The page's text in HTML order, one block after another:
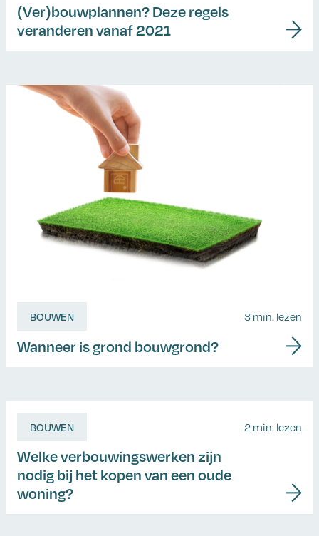
(Ver)bouwplannen? Deze regels
veranderen vanaf 2021
BOUWEN 3 min. lezen
Wanneer is grond bouwgrond?
BOUWEN 2 min. lezen
Welke verbouwingswerken zijn
nodig bij het kopen van een oude
woning?